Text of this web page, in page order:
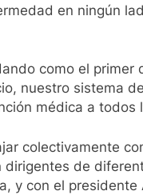
en ningún
como el primer
nuestro sistema
médica a todos
colectivamente
de
y con el